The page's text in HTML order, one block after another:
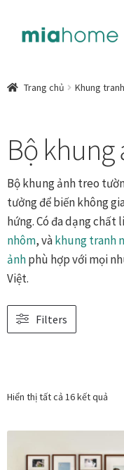
đến
đến
Chất liệu nghệ thuật
Không gian sống
Cách chọn tranh
nhàng hơn
Chọn tranh
Phong cách nội thất
Bộ sưu tập Mã
Trang chủ Khung
Bộ
Bộ khung ảnh treo
tưởng để biến không
hứng. Có đa dạng chất
nhôm, vàkhung tranh
ảnhphù hợp với mọi
Việt.
Filters
Hiển thị tất cả 16 kết quả